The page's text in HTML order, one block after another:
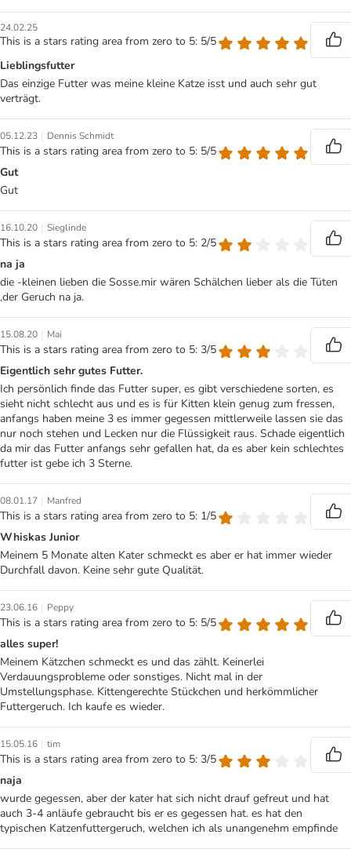
24.02.25
This is a stars rating area from zero to 5: 5/5
Lieblingsfutter
Das einzige Futter was meine kleine Katze isst und auch sehr gut
verträgt.
05.12.23 | Dennis Schmidt
This is a stars rating area from zero to 5: 5/5
Gut
Gut
16.10.20 | Sieglinde
This is a stars rating area from zero to 5: 2/5
na ja
die -kleinen lieben die Sosse.mir wären Schälchen lieber als die Tüten
,der Geruch na ja.
15.08.20 | Mai
This is a stars rating area from zero to 5: 3/5
Eigentlich sehr gutes Futter.
Ich persönlich finde das Futter super, es gibt verschiedene sorten, es
sieht nicht schlecht aus und es is für Kitten klein genug zum fressen,
anfangs haben meine 3 es immer gegessen mittlerweile lassen sie das
nur noch stehen und Lecken nur die Flüssigkeit raus. Schade eigentlich
da mir das Futter anfangs sehr gefallen hat, da es aber kein schlechtes
futter ist gebe ich 3 Sterne.
08.01.17 | Manfred
This is a stars rating area from zero to 5: 1/5
Whiskas Junior
Meinem 5 Monate alten Kater schmeckt es aber er hat immer wieder
Durchfall davon. Keine sehr gute Qualität.
23.06.16 | Peppy
This is a stars rating area from zero to 5: 5/5
alles super!
Meinem Kätzchen schmeckt es und das zählt. Keinerlei
Verdauungsprobleme oder sonstiges. Nicht mal in der
Umstellungsphase. Kittengerechte Stückchen und herkömmlicher
Futtergeruch. Ich kaufe es wieder.
15.05.16 | tim
This is a stars rating area from zero to 5: 3/5
naja
wurde gegessen, aber der kater hat sich nicht drauf gefreut und hat
auch 3-4 anläufe gebraucht bis er es gegessen hat. es hat den
typischen Katzenfuttergeruch, welchen ich als unangenehm empfinde